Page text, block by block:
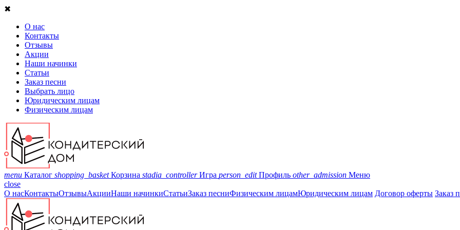
✖
О нас
Контакты
Отзывы
Акции
Наши начинки
Статьи
Заказ песни
Выбрать лицо
Юридическим лицам
Физическим лицам
menu Каталог shopping_basket Корзина stadia_controller Игра person_edit Профиль other_admission Меню
close
О насКонтактыОтзывыАкцииНаши начинкиСтатьиЗаказ песниФизическим лицамЮридическим лицам Договор оферты Заказ